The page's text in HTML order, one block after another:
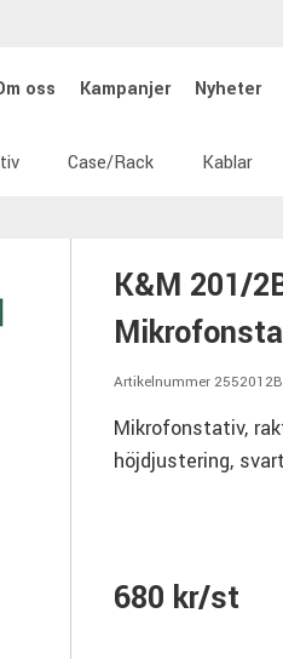
oss Kampanjer Nyheter
Case/Rack Kablar
K&M 201/
Artikelnummer 2552012B
Mikrofonstativ,
höjdjustering, svart
680 kr/st